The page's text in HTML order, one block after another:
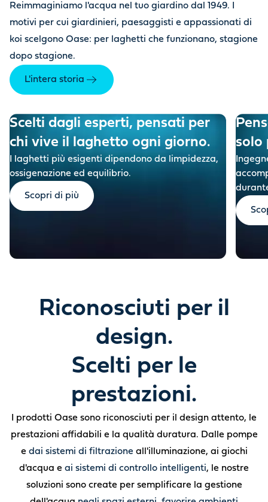
Reimmaginiamo l'acqua nel tuo giardino dal 1949. I
motivi per cui giardinieri, paesaggisti e appassionati di
koi scelgono Oase: per laghetti che funzionano, stagione
dopo stagione.
L'intera storia
Scelti dagli esperti, pensati per
chi vive il laghetto ogni giorno.
I laghetti più esigenti dipendono da limpidezza,
ossigenazione ed equilibrio.
Scopri di più
solo
Riconosciuti per il
design.
Scelti per le
prestazioni.
I prodotti Oase sono riconosciuti per il design attento, le
prestazioni affidabili e la qualità duratura. Dalle pompe
e dai sistemi di filtrazione all'illuminazione, ai giochi
d'acqua e ai sistemi di controllo intelligenti, le nostre
soluzioni sono create per semplificare la gestione